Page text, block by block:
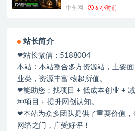
中创网 6 小时前
站长简介
❤站长微信：5188004
本站：本站整合多方资源站，主要
业类，资源丰富 物超所值。
❤能助您：找项目 + 低成本创业 +
种项目 + 提升网创认知。
❤本站为众多团队提供了重要价值，
网络之门，广受好评！